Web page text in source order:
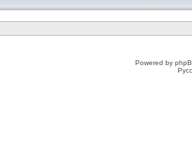
Powered by